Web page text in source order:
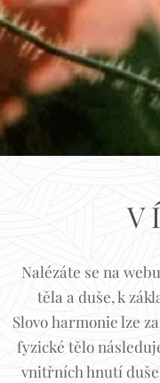
V
Nalézáte se na
těla a duše, k
Slovo harmonie lze
fyzické tělo
vnitřních hnutí